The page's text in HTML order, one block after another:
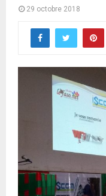
29 octobre 2018